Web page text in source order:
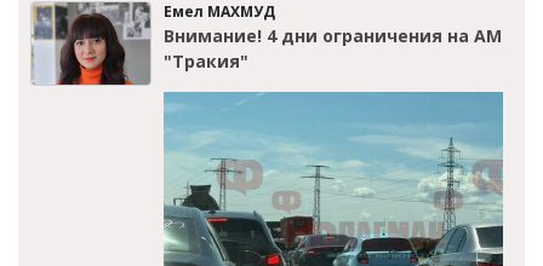
Емел МАХМУД
Внимание! 4 дни ограничения на АМ
"Тракия"